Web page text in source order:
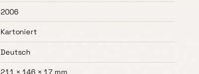
2006
Kartoniert
Deutsch
211 × 146 × 17 mm